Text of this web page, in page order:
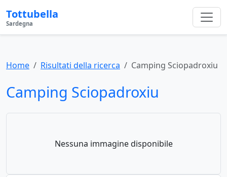
Tottubella
Sardegna
Home Risultati della ricerca Camping Sciopadroxiu
Camping Sciopadroxiu
Nessuna immagine disponibile